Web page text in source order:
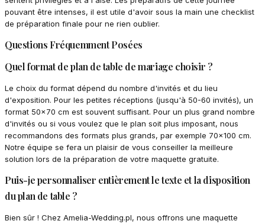
pouvant être intenses, il est utile d'avoir sous la main une checklist
de préparation finale pour ne rien oublier.
Questions Fréquemment Posées
Quel format de plan de table de mariage choisir ?
Le choix du format dépend du nombre d'invités et du lieu
d'exposition. Pour les petites réceptions (jusqu'à 50-60 invités), un
format 50x70 cm est souvent suffisant. Pour un plus grand nombre
d'invités ou si vous voulez que le plan soit plus imposant, nous
recommandons des formats plus grands, par exemple 70x100 cm.
Notre équipe se fera un plaisir de vous conseiller la meilleure
solution lors de la préparation de votre maquette gratuite.
Puis-je personnaliser entièrement le texte et la disposition
du plan de table ?
Bien sûr ! Chez Amelia-Wedding.pl, nous offrons une maquette